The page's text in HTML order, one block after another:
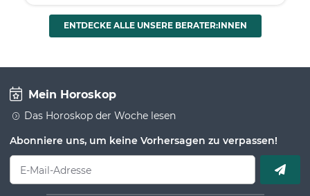
ENTDECKE ALLE UNSERE BERATER:INNEN
Mein Horoskop
Das Horoskop der Woche lesen
Abonniere uns, um keine Vorhersagen zu verpassen!
E-Mail-Adresse